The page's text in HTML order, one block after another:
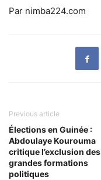
Par nimba224.com
Previous article
Élections en Guinée :
Abdoulaye Kourouma
critique l’exclusion des
grandes formations
politiques